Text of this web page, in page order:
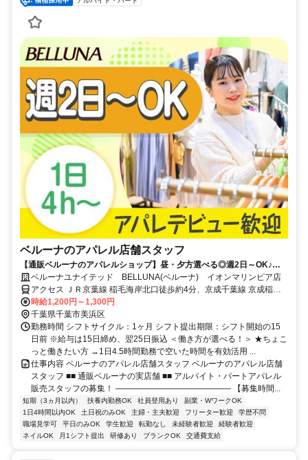
ベルーナのアパレル店舗スタッフ
【通販ベルーナのアパレルショップ】昼・夕方選べる◎週2日～OK♪扶
養内・WワークOK！個人ノルマ無し◎社保加入の働き方なら時給1300
円♪
ベルーナユナイテッド BELLUNA(ベルーナ) イオンマリンピア店
アクセス ＪＲ京葉線 稲毛海岸北口徒歩約4分、京成千葉線 京成稲毛
徒歩約23分、ＪＲ京葉線 検見川浜南口徒歩約26分
時給1,200円～1,300円
千葉県千葉市美浜区
勤務時間 シフトサイクル：1ヶ月 シフト提出期限：シフト開始の15
日前 ※給与は15日締め、翌25日振込 ＜働き方が選べる！＞ ★ちょこ
っと働きたい方 →1日4.5時間勤務で空いた時間を有効活用 ...
仕事内容 ベルーナのアパレル店舗スタッフ ベルーナのアパレル店舗
スタッフ ■■ 通販ベルーナの実店舗 ■■ アルバイト・パートアパレル
販売スタッフの募集！ ―――――――――――――― 【募集時間...
短期（3ヵ月以内） 扶養内勤務OK 社員登用あり
副業・WワークOK
1日4時間以内OK
土日祝のみOK 主婦・主夫歓迎 フリーター歓迎
学歴不問
職場見学可
平日のみOK 学生歓迎 転勤なし 未経験者歓迎
経験者歓迎
ネイルOK
月1シフト提出 研修あり ブランクOK 交通費支給